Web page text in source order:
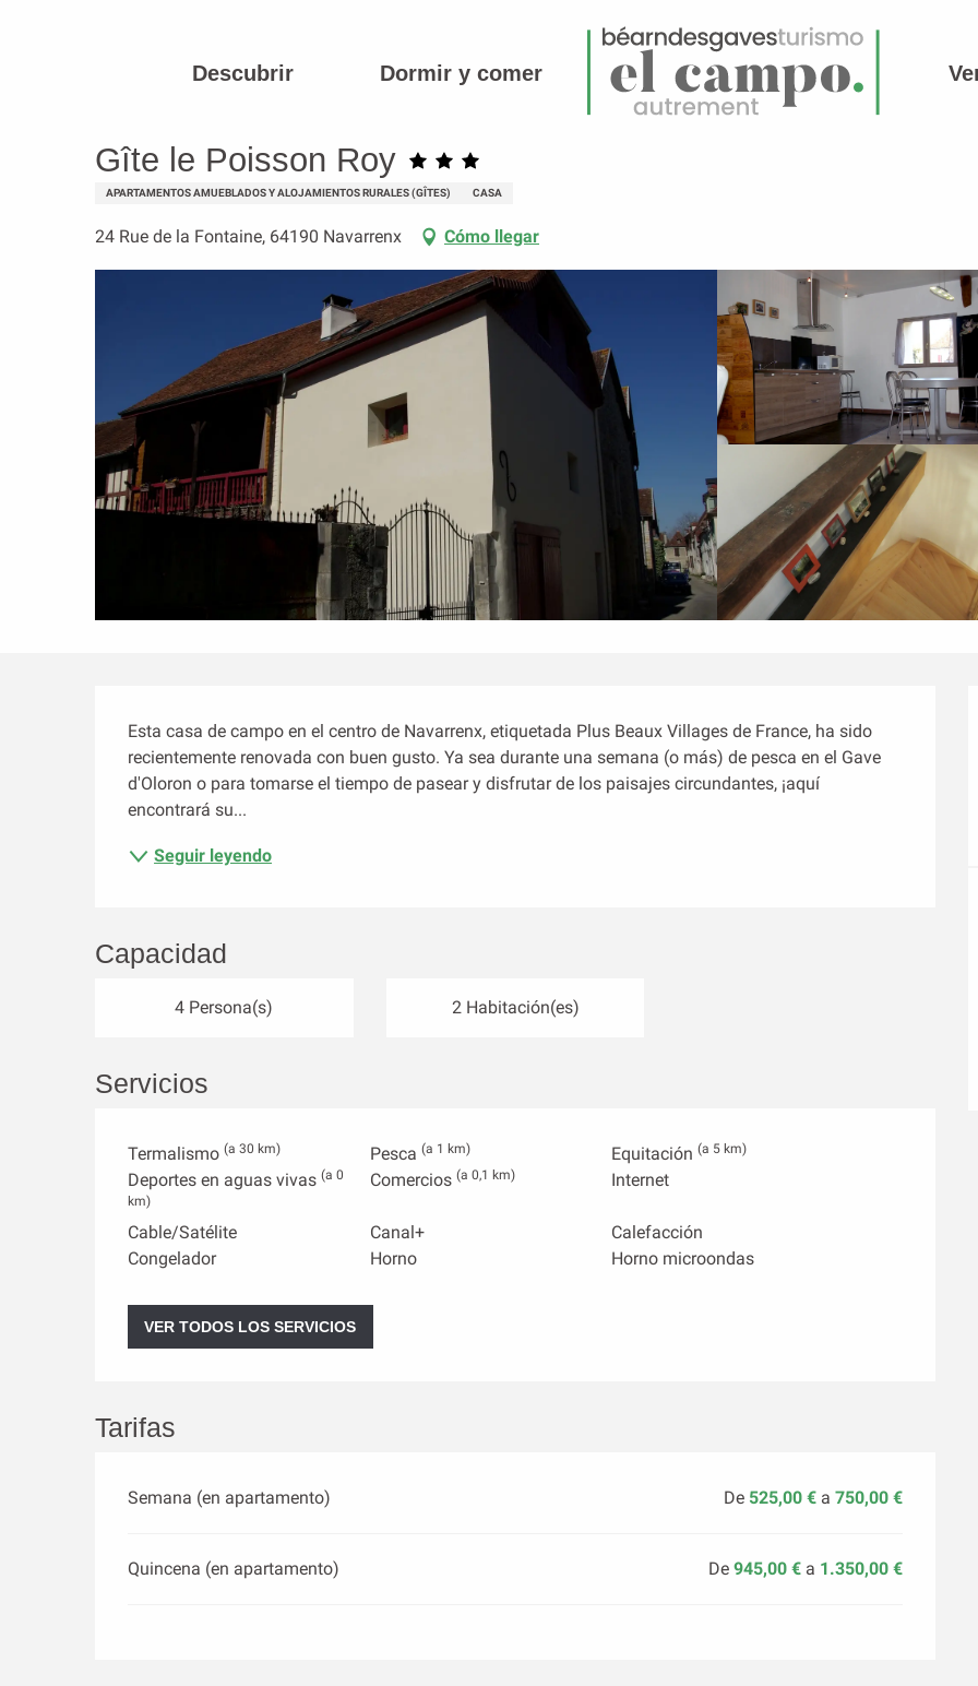
Descubrir Dormir y comer
Gîte le Poisson Roy
Gîte le Poisson Roy
APARTAMENTOS AMUEBLADOS Y ALOJAMIENTOS RURALES (GÎTES) CASA
24 Rue de la Fontaine, 64190 Navarrenx Cómo llegar
Esta casa de campo en el centro de Navarrenx, etiquetada Plus Beaux Villages de France, ha sido
recientemente renovada con buen gusto. Ya sea durante una semana (o más) de pesca en el Gave
d'Oloron o para tomarse el tiempo de pasear y disfrutar de los paisajes circundantes, ¡aquí
encontrará su...
Seguir leyendo
Capacidad
4 Persona(s) 2 Habitación(es)
Servicios
Termalismo(a 30 km) Pesca (a 1 km) Equitación(a 5 km)
Deportes en aguas vivas(a 0
km)
Comercios (a 0,1 km) Internet
Cable/Satélite Canal+
Calefacción
Congelador
Horno Horno microondas
VER TODOS LOS SERVICIOS
Tarifas
Semana (en apartamento) De 525,00 € a750,00 €
Quincena (en apartamento) De945,00 € a 1.350,00 €